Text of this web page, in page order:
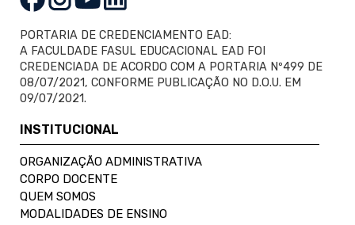
PORTARIA DE CREDENCIAMENTO EAD:
A FACULDADE FASUL EDUCACIONAL EAD FOI
CREDENCIADA DE ACORDO COM A PORTARIA Nº499 DE
08/07/2021, CONFORME PUBLICAÇÃO NO D.O.U. EM
09/07/2021.
INSTITUCIONAL
ORGANIZAÇÃO ADMINISTRATIVA
CORPO DOCENTE
QUEM SOMOS
MODALIDADES DE ENSINO